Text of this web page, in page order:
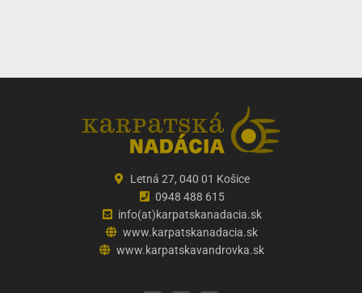
Letná 27, 040 01 Košice
0948 488 615
info(at)karpatskanadacia.sk
www.karpatskanadacia.sk
www.karpatskavandrovka.sk